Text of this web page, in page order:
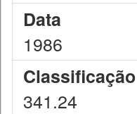
Data
1986
341.24